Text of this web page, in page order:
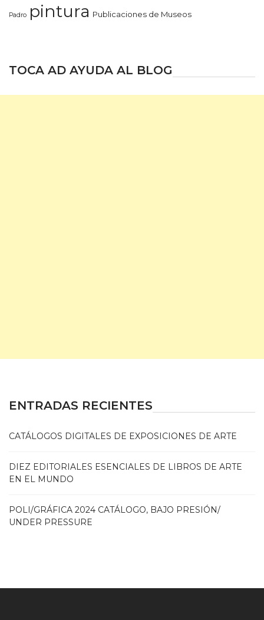
Padro pintura Publicaciones de Museos
TOCA AD AYUDA AL BLOG
ENTRADAS RECIENTES
CATÁLOGOS DIGITALES DE EXPOSICIONES DE ARTE
DIEZ EDITORIALES ESENCIALES DE LIBROS DE ARTE
EN EL MUNDO
POLI/GRÁFICA 2024 CATÁLOGO, BAJO PRESIÓN/
UNDER PRESSURE